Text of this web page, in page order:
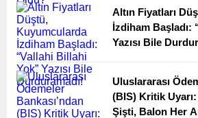
Altın Fiyatları
İzdiham Başladı:
Yazısı Bile
Uluslararası
(BIS) Kritik
Şişti, Balon Her